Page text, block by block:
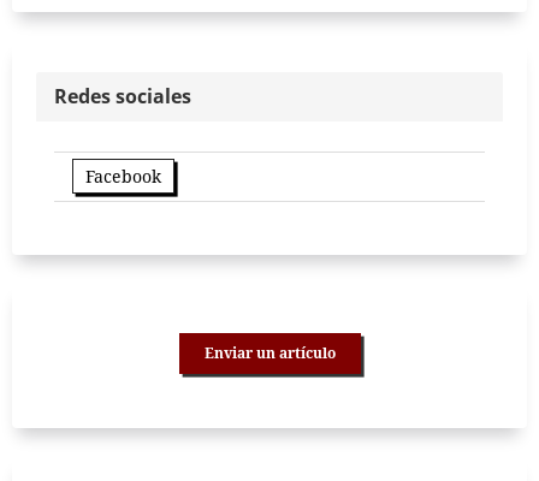
Redes sociales
Facebook
Enviar un artículo